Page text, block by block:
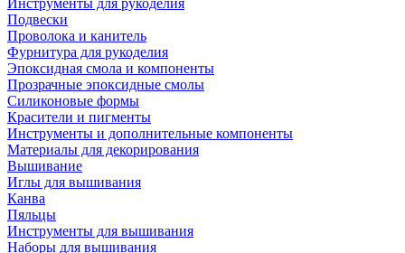
Инструменты для рукоделия
Подвески
Проволока и канитель
Фурнитура для рукоделия
Эпоксидная смола и компоненты
Прозрачные эпоксидные смолы
Силиконовые формы
Красители и пигменты
Инструменты и дополнительные компоненты
Материалы для декорирования
Вышивание
Иглы для вышивания
Канва
Пяльцы
Инструменты для вышивания
Наборы для вышивания